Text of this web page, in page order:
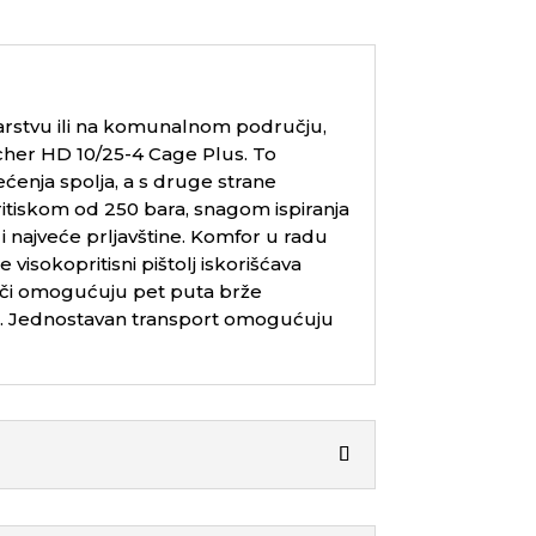
ili na komunalnom području,
HD 10/25-4 Cage Plus. To
spolja, a s druge strane
od 250 bara, snagom ispiranja
najveće prljavštine. Komfor u radu
visokopritisni pištolj iskorišćava
omogućuju pet puta brže
Jednostavan transport omogućuju